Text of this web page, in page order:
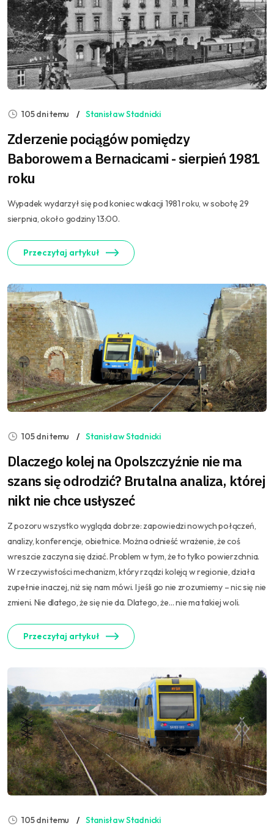
105 dni temu Stanisław Stadnicki
Zderzenie pociągów pomiędzy
Baborowem a Bernacicami - sierpień 1981
roku
Wypadek wydarzył się pod koniec wakacji 1981 roku, w sobotę 29
sierpnia, około godziny 13:00.
Przeczytaj artykuł
105 dni temu Stanisław Stadnicki
Dlaczego kolej na Opolszczyźnie nie ma
szans się odrodzić? Brutalna analiza, której
nikt nie chce usłyszeć
Z pozoru wszystko wygląda dobrze: zapowiedzi nowych połączeń,
analizy, konferencje, obietnice. Można odnieść wrażenie, że coś
wreszcie zaczyna się dziać. Problem w tym, że to tylko powierzchnia.
W rzeczywistości mechanizm, który rządzi koleją w regionie, działa
zupełnie inaczej, niż się nam mówi. I jeśli go nie zrozumiemy – nic się nie
zmieni. Nie dlatego, że się nie da. Dlatego, że… nie ma takiej woli.
Przeczytaj artykuł
105 dni temu Stanisław Stadnicki